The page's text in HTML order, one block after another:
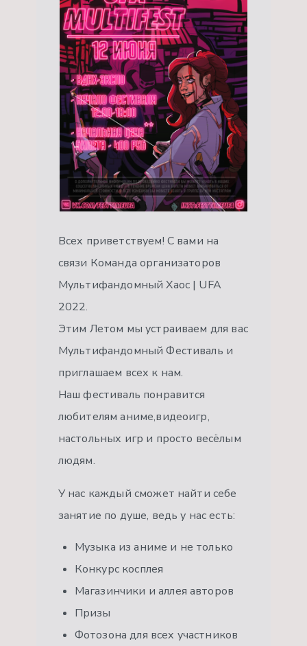
Всех приветствуем! С вами на
связи Команда организаторов
Мультифандомный Хаос | UFA
2022.
Этим Летом мы устраиваем для вас
Мультифандомный Фестиваль и
приглашаем всех к нам.
Наш фестиваль понравится
любителям аниме,видеоигр,
настольных игр и просто весёлым
людям.
У нас каждый сможет найти себе
занятие по душе, ведь у нас есть:
Музыка из аниме и не только
Конкурс косплея
Магазинчики и аллея авторов
Призы
Фотозона для всех участников